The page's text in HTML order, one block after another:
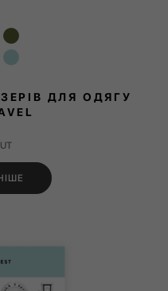
ДЛЯ ОДЯГУ